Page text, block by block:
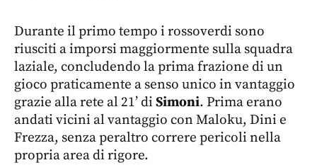
Durante il primo tempo i rossoverdi sono
riusciti a imporsi maggiormente sulla squadra
laziale, concludendo la prima frazione di un
gioco praticamente a senso unico in vantaggio
grazie alla rete al 21’ di Simoni. Prima erano
andati vicini al vantaggio con Maloku, Dini e
Frezza, senza peraltro correre pericoli nella
propria area di rigore.